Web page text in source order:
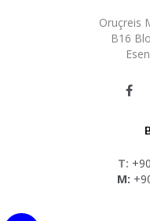
Oruçreis
B16
T:
M: